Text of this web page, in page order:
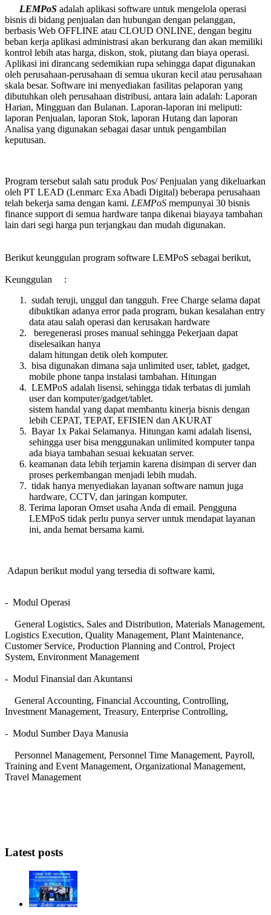
LEMPoS adalah aplikasi software untuk mengelola operasi
bisnis di bidang penjualan dan hubungan dengan pelanggan,
berbasis Web OFFLINE atau CLOUD ONLINE, dengan begitu
beban kerja aplikasi administrasi akan berkurang dan akan memiliki
kontrol lebih atas harga, diskon, stok, piutang dan biaya operasi.
Aplikasi ini dirancang sedemikian rupa sehingga dapat digunakan
oleh perusahaan-perusahaan di semua ukuran kecil atau perusahaan
skala besar. Software ini menyediakan fasilitas pelaporan yang
dibutuhkan oleh perusahaan distribusi, antara lain adalah: Laporan
Harian, Mingguan dan Bulanan. Laporan-laporan ini meliputi:
laporan Penjualan, laporan Stok, laporan Hutang dan laporan
Analisa yang digunakan sebagai dasar untuk pengambilan
keputusan.
Program tersebut salah satu produk Pos/ Penjualan yang dikeluarkan
oleh PT LEAD (Lenmarc Exa Abadi Digital) beberapa perusahaan
telah bekerja sama dengan kami. LEMPoS mempunyai 30 bisnis
finance support di semua hardware tanpa dikenai biayaya tambahan
lain dari segi harga pun terjangkau dan mudah digunakan.
Berikut keunggulan program software LEMPoS sebagai berikut,
Keunggulan :
sudah teruji, unggul dan tangguh. Free Charge selama dapat
dibuktikan adanya error pada program, bukan kesalahan entry
data atau salah operasi dan kerusakan hardware
beregenerasi proses manual sehingga Pekerjaan dapat
diselesaikan hanya
dalam hitungan detik oleh komputer.
bisa digunakan dimana saja unlimited user, tablet, gadget,
mobile phone tanpa instalasi tambahan. Hitungan
LEMPoS adalah lisensi, sehingga tidak terbatas di jumlah
user dan komputer/gadget/tablet.
sistem handal yang dapat membantu kinerja bisnis dengan
lebih CEPAT, TEPAT, EFISIEN dan AKURAT
Bayar 1x Pakai Selamanya. Hitungan kami adalah lisensi,
sehingga user bisa menggunakan unlimited komputer tanpa
ada biaya tambahan sesuai kekuatan server.
keamanan data lebih terjamin karena disimpan di server dan
proses perkembangan menjadi lebih mudah.
tidak hanya menyediakan layanan software namun juga
hardware, CCTV, dan jaringan komputer.
Terima laporan Omset usaha Anda di email. Pengguna
LEMPoS tidak perlu punya server untuk mendapat layanan
ini, anda hemat bersama kami.
Adapun berikut modul yang tersedia di software kami,
- Modul Operasi
General Logistics, Sales and Distribution, Materials Management,
Logistics Execution, Quality Management, Plant Maintenance,
Customer Service, Production Planning and Control, Project
System, Environment Management
- Modul Finansial dan Akuntansi
General Accounting, Financial Accounting, Controlling,
Investment Management, Treasury, Enterprise Controlling,
- Modul Sumber Daya Manusia
Personnel Management, Personnel Time Management, Payroll,
Training and Event Management, Organizational Management,
Travel Management
Latest posts